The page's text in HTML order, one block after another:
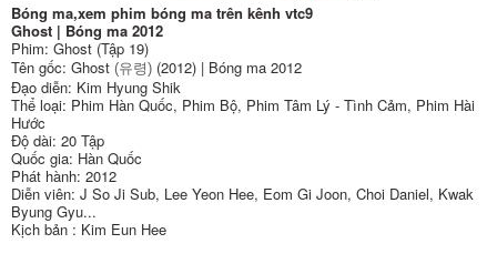
Bóng ma,xem phim bóng ma trên kênh vtc9
Ghost | Bóng ma 2012
Phim: Ghost (Tập 19)
Tên gốc: Ghost (유령) (2012) | Bóng ma 2012
Đạo diễn: Kim Hyung Shik
Thể loại: Phim Hàn Quốc, Phim Bộ, Phim Tâm Lý - Tình Cảm, Phim Hài
Hước
Độ dài: 20 Tập
Quốc gia: Hàn Quốc
Phát hành: 2012
Diễn viên: J So Ji Sub, Lee Yeon Hee, Eom Gi Joon, Choi Daniel, Kwak
Byung Gyu...
Kịch bản : Kim Eun Hee